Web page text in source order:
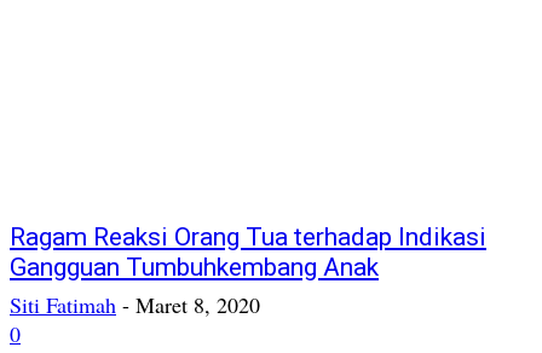
Ragam Reaksi Orang Tua terhadap Indikasi
Gangguan Tumbuhkembang Anak
Siti Fatimah - Maret 8, 2020
0